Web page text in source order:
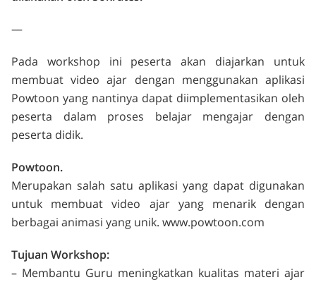
—
Pada workshop ini peserta akan diajarkan untuk
membuat video ajar dengan menggunakan aplikasi
Powtoon yang nantinya dapat diimplementasikan oleh
peserta dalam proses belajar mengajar dengan
peserta didik.
Powtoon.
Merupakan salah satu aplikasi yang dapat digunakan
untuk membuat video ajar yang menarik dengan
berbagai animasi yang unik. www.powtoon.com
Tujuan Workshop:
– Membantu Guru meningkatkan kualitas materi ajar